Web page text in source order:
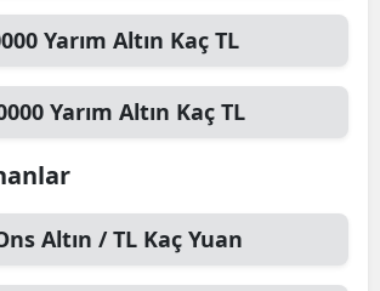
Yarım Altın Kaç TL
Yarım Altın Kaç TL
Altın / TLKaç Yuan